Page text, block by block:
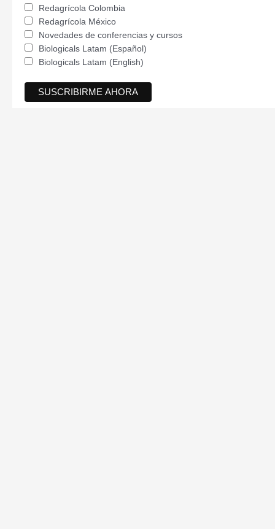
Redagrícola Colombia
Redagrícola México
Novedades de conferencias y cursos
Biologicals Latam (Español)
Biologicals Latam (English)